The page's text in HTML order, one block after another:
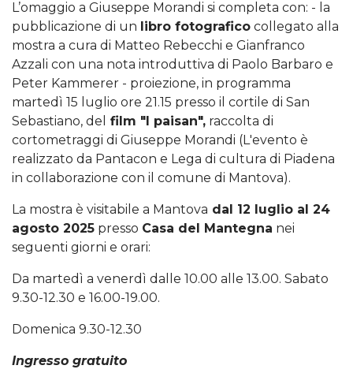
L’omaggio a Giuseppe Morandi si completa con: - la
pubblicazione di un libro fotografico collegato alla
mostra a cura di Matteo Rebecchi e Gianfranco
Azzali con una nota introduttiva di Paolo Barbaro e
Peter Kammerer - proiezione, in programma
martedì 15 luglio ore 21.15 presso il cortile di San
Sebastiano, del film "I paisan", raccolta di
cortometraggi di Giuseppe Morandi (L'evento è
realizzato da Pantacon e Lega di cultura di Piadena
in collaborazione con il comune di Mantova).
La mostra è visitabile a Mantova dal 12 luglio al 24
agosto 2025 presso Casa del Mantegna nei
seguenti giorni e orari:
Da martedì a venerdì dalle 10.00 alle 13.00. Sabato
9.30-12.30 e 16.00-19.00.
Domenica 9.30-12.30
Ingresso gratuito